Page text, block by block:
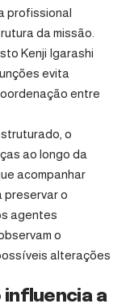
profissional
da missão.
Kenji Igarashi
evita
entre
o
ao longo da
acompanhar
preservar o
agentes
o
alterações
a